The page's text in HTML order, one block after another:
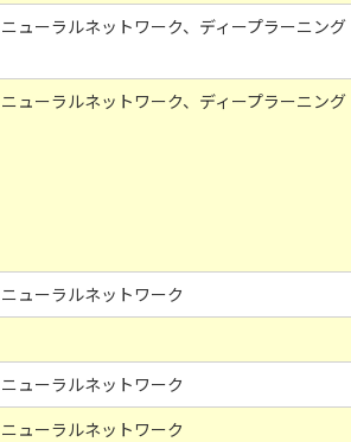
ニューラルネットワーク、ディープラーニング
ニューラルネットワーク、ディープラーニング
ニューラルネットワーク
ニューラルネットワーク
ニューラルネットワーク